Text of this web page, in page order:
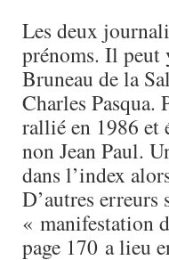
Les deux
prénoms. Il peut
Bruneau de la
Charles Pasqua.
rallié en 1986 et
non Jean Paul.
dans l’index
D’autres
« manifestation
page 170 a lieu